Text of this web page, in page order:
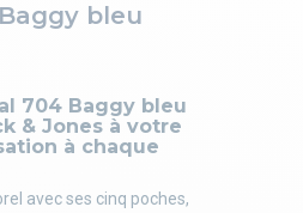
bleu
704 Baggy bleu
& Jones à votre
à chaque
avec ses cinq poches,